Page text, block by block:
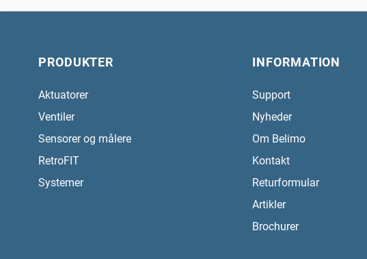
PRODUKTER
Aktuatorer
Ventiler
Sensorer og målere
RetroFIT
Systemer
INFORMATION
Support
Nyheder
Om Belimo
Kontakt
Returformular
Artikler
Brochurer